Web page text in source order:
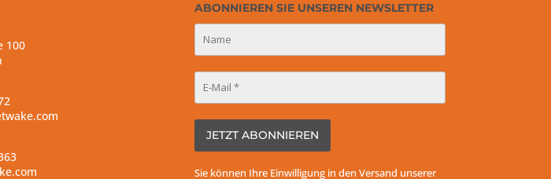
100
ABONNIEREN SIE UNSEREN NEWSLETTER
Sie können Ihre Einwilligung in den Versand unserer